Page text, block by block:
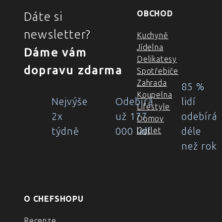
Dáte si
newsletter?
Dáme vám
dopravu zdarma
Nejvýše
2x
týdně
Odebírá
už 177
000 lidí
85 %
lidí
odebírá
déle
než rok
OBCHOD
Kuchyně
Jídelna
Delikatesy
Spotřebiče
Zahrada
Koupelna
Lifestyle
Domov
Outlet
O CHEFSHOPU